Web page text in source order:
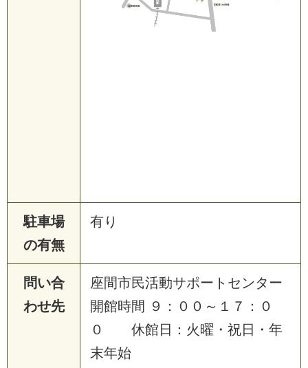
駐車場
の有無
有り
問い合
わせ先
座間市民活動サポートセンター
開館時間 ９：００～１７：０
０ 休館日：火曜・祝日・年
末年始